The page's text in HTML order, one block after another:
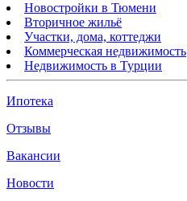
Новостройки в Тюмени
Вторичное жильё
Участки, дома, коттеджи
Коммерческая недвижимость
Недвижимость в Турции
Ипотека
Отзывы
Вакансии
Новости